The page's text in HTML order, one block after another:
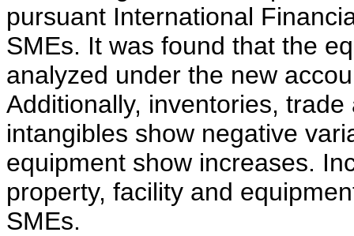
pursuant International
SMEs. It was found that the
analyzed under the new
Additionally, inventories,
intangibles show negative
equipment show increases.
property, facility and
SMEs.